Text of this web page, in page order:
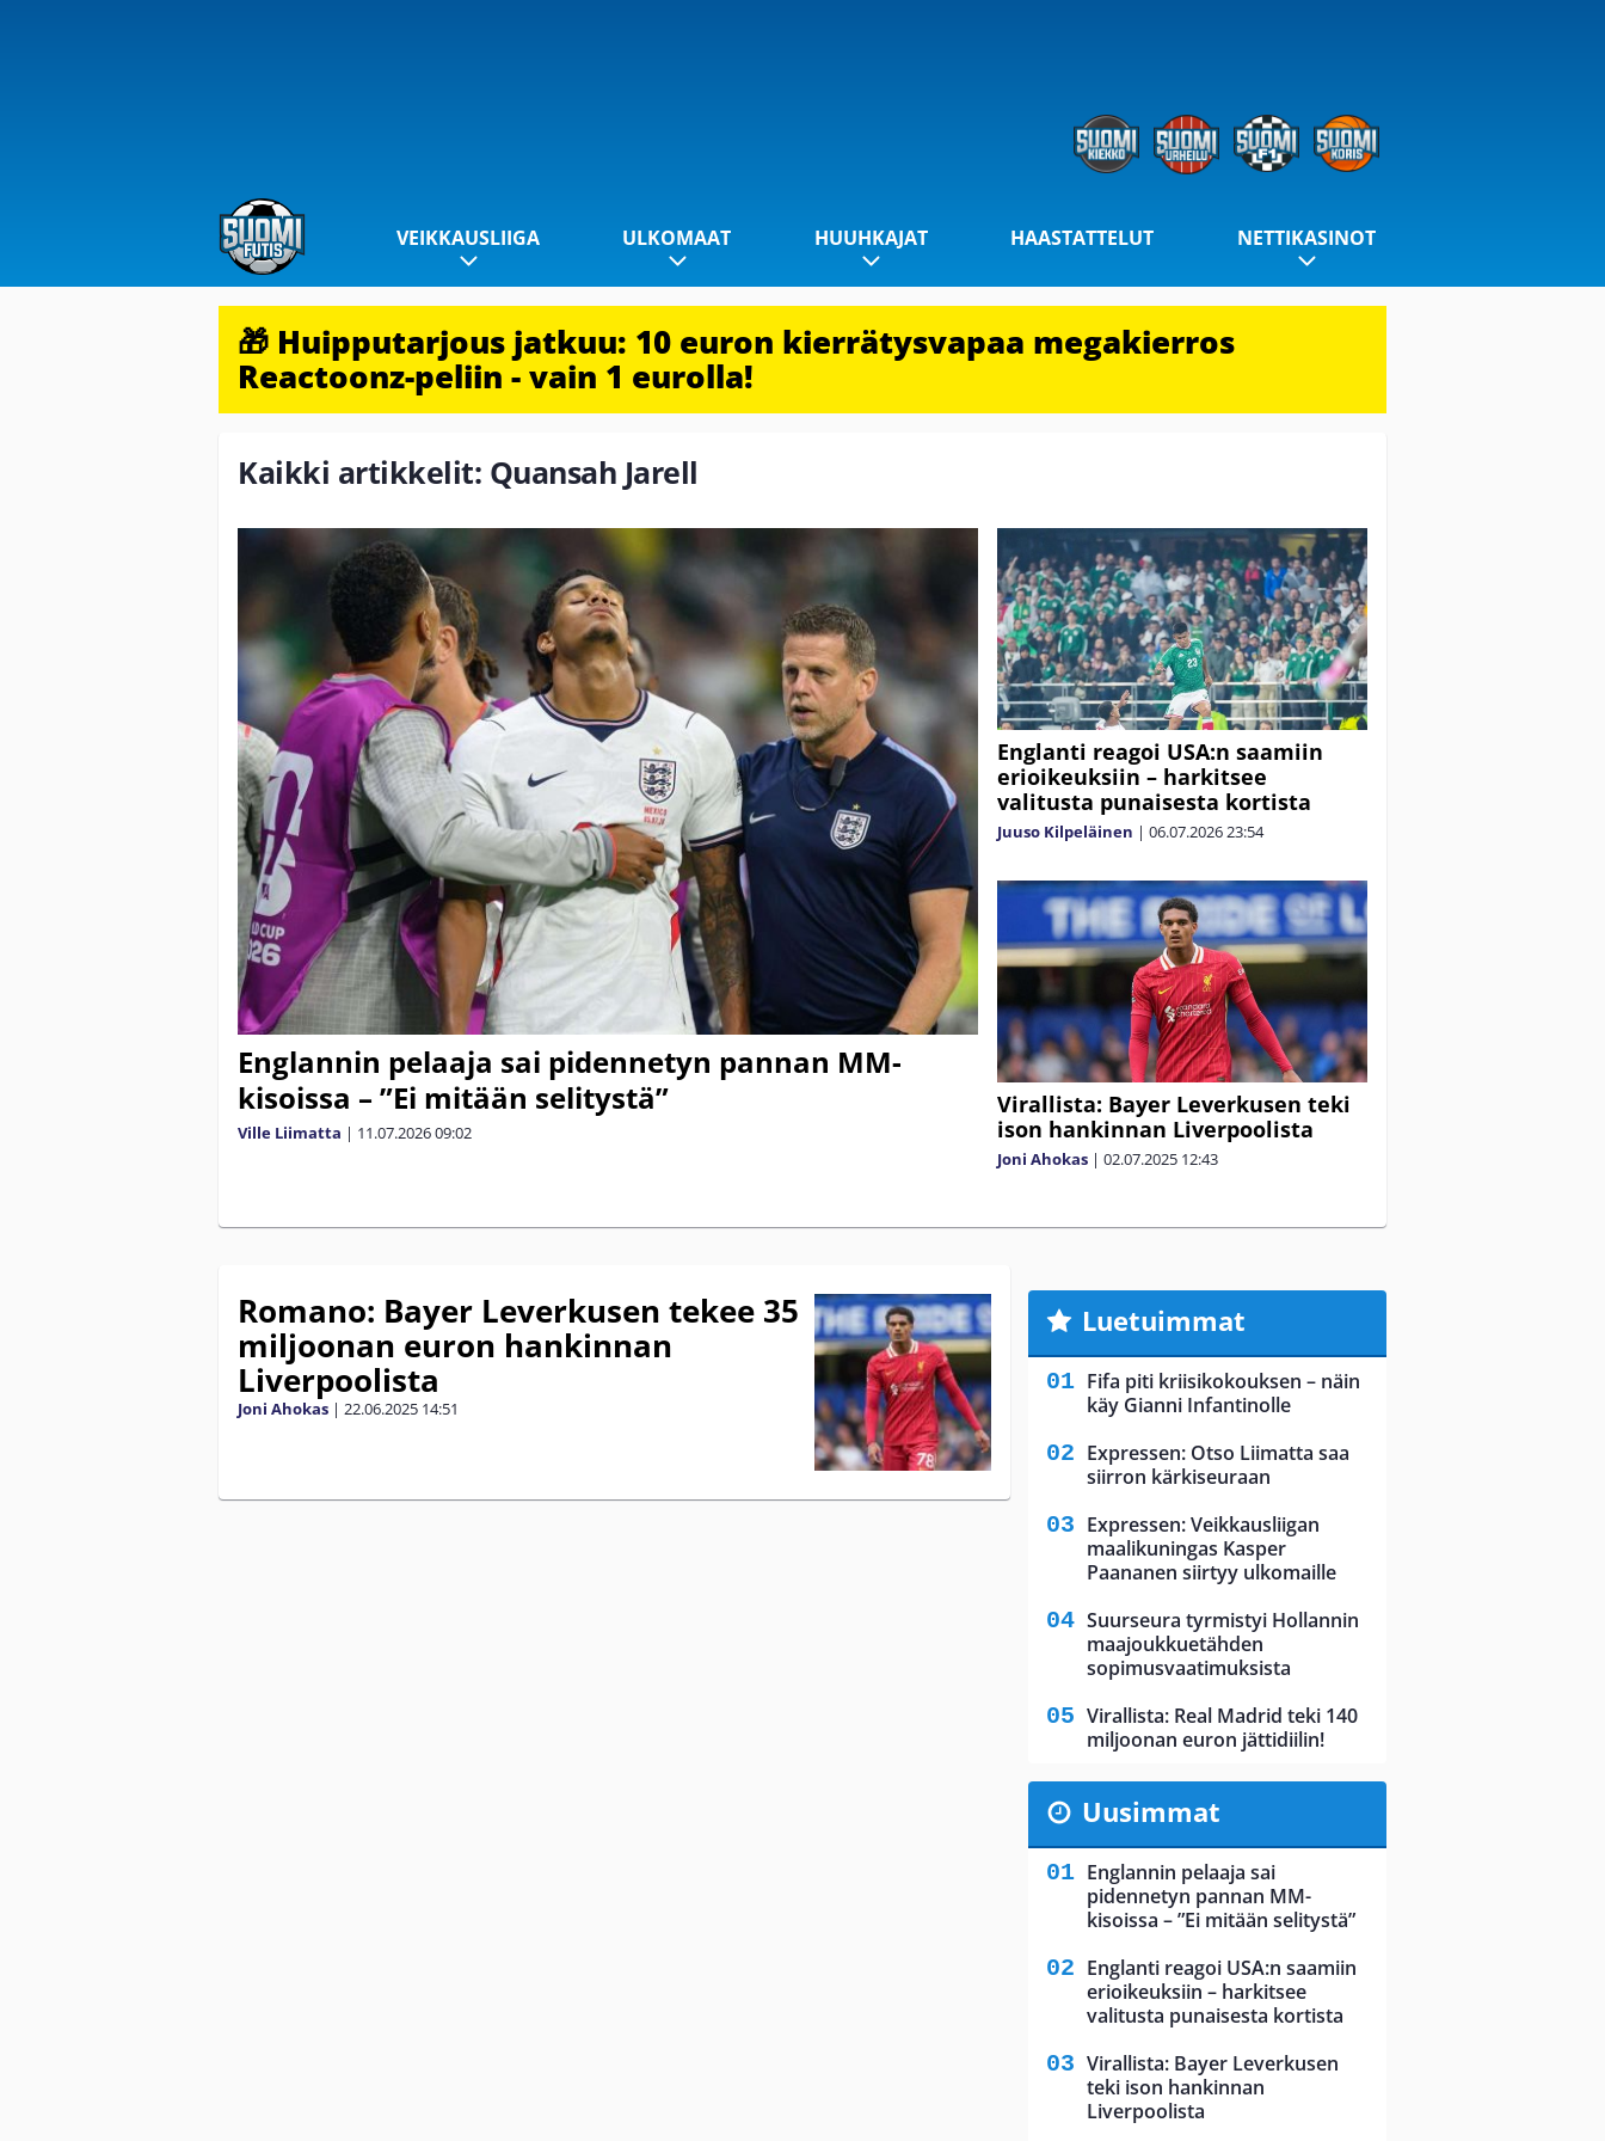
VEIKKAUSLIIGA ULKOMAAT HUUHKAJAT HAASTATTELUT NETTIKASINOT
🎁 Huipputarjous jatkuu: 10 euron kierrätysvapaa megakierros
Reactoonz-peliin - vain 1 eurolla!
Kaikki artikkelit: Quansah Jarell
Englannin pelaaja sai pidennetyn pannan MM-
kisoissa – ”Ei mitään selitystä”
Ville Liimatta | 11.07.202609:02
Englanti reagoi USA:n saamiin
erioikeuksiin – harkitsee
valitusta punaisesta kortista
Juuso Kilpeläinen | 06.07.202623:54
Virallista: Bayer Leverkusen teki
ison hankinnan Liverpoolista
Joni Ahokas | 02.07.2025 12:43
Romano: Bayer Leverkusen tekee 35
miljoonan euron hankinnan
Liverpoolista
Joni Ahokas | 22.06.2025 14:51
Luetuimmat
Fifa piti kriisikokouksen – näin
käy Gianni Infantinolle
Expressen: Otso Liimatta saa
siirron kärkiseuraan
Expressen: Veikkausliigan
maalikuningas Kasper
Paananen siirtyy ulkomaille
Suurseura tyrmistyi Hollannin
maajoukkuetähden
sopimusvaatimuksista
Virallista: Real Madrid teki 140
miljoonan euron jättidiilin!
Uusimmat
Englannin pelaaja sai
pidennetyn pannan MM-
kisoissa – ”Ei mitään selitystä”
Englanti reagoi USA:n saamiin
erioikeuksiin – harkitsee
valitusta punaisesta kortista
Virallista: Bayer Leverkusen
teki ison hankinnan
Liverpoolista